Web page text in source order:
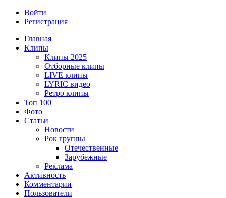
Войти
Регистрация
Главная
Клипы
Клипы 2025
Отборные клипы
LIVE клипы
LYRIC видео
Ретро клипы
Топ 100
Фото
Статьи
Новости
Рок группы
Отечественные
Зарубежные
Реклама
Активность
Комментарии
Пользователи